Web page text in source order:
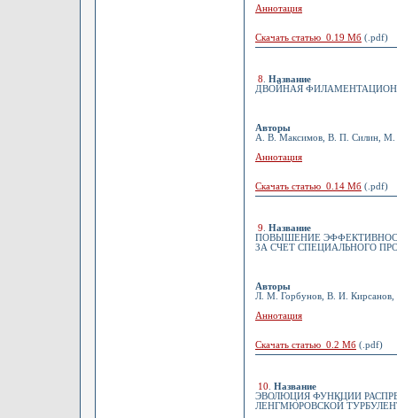
Аннотация
Скачать статью 0.19 Мб (.pdf)
8
Название
ДВОЙНАЯ
Авторы
А. В. Максимов, В. П. Силин, М.
Аннотация
Скачать статью 0.14 Мб (.pdf)
9
Название
ПОВЫШЕНИЕ
ЗА СЧЕТ СПЕЦИАЛЬНОГО
Авторы
Л. М. Горбунов, В. И. Кирсанов,
Аннотация
Скачать статью 0.2 Мб (.pdf)
10
Название
ЭВОЛЮЦИЯ ФУНКЦИИ
ЛЕНГМЮРОВСКОЙ